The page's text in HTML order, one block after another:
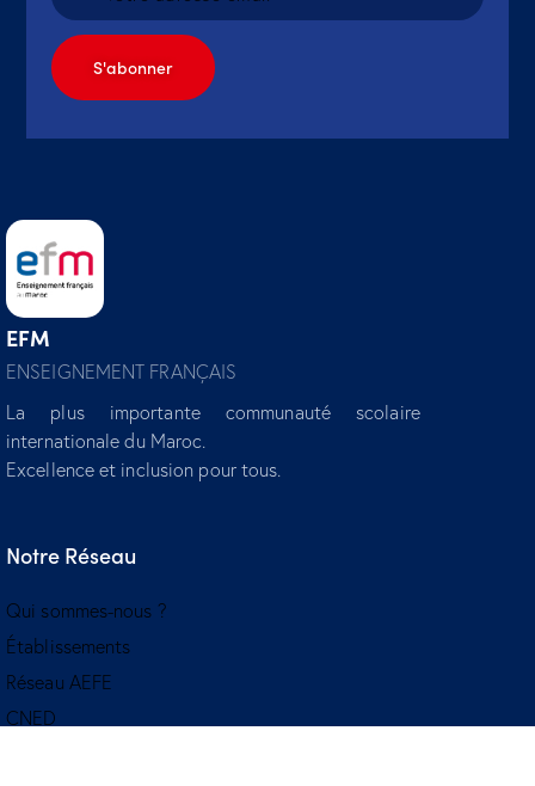
EFM
ENSEIGNEMENT FRANÇAIS
La plus importante communauté scolaire
internationale du Maroc.
Excellence et inclusion pour tous.
Notre Réseau
Qui sommes-nous ?
Établissements
Réseau AEFE
CNED